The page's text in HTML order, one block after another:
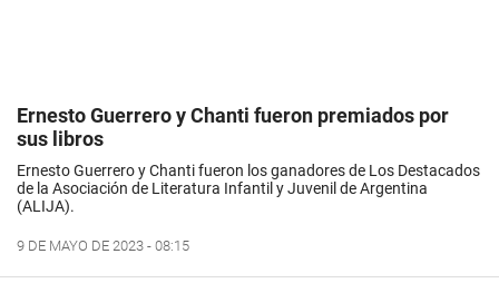
Ernesto Guerrero y Chanti fueron premiados por
sus libros
Ernesto Guerrero y Chanti fueron los ganadores de Los Destacados
de la Asociación de Literatura Infantil y Juvenil de Argentina
(ALIJA).
9 DE MAYO DE 2023 - 08:15